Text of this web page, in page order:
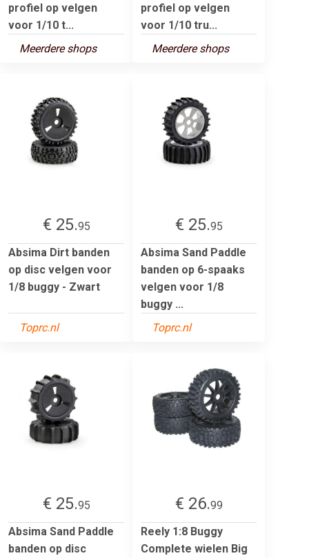
profiel op velgen
voor 1/10 t...
Meerdere shops
profiel op velgen
voor 1/10 tru...
Meerdere shops
€ 25.95
Absima Dirt banden
op disc velgen voor
1/8 buggy - Zwart
Toprc.nl
€ 25.95
Absima Sand Paddle
banden op 6-spaaks
velgen voor 1/8
buggy ...
Toprc.nl
€ 25.95
Absima Sand Paddle
banden op disc
€ 26.99
Reely 1:8 Buggy
Complete wielen Big